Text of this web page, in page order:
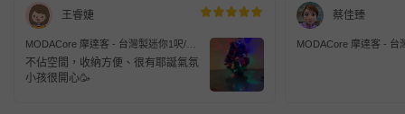
王睿婕
MODACore 摩達客 - 台灣製迷你1呎/1
尺(30cm)裝飾綠色聖誕樹(金鐘糖果球
系)+LED20燈彩光電池燈(本島免運費)
不佔空間，收納方便、很有耶誕氣氛
小孩很開心🥳
蔡佳臻
MODACore 摩達客 - 台